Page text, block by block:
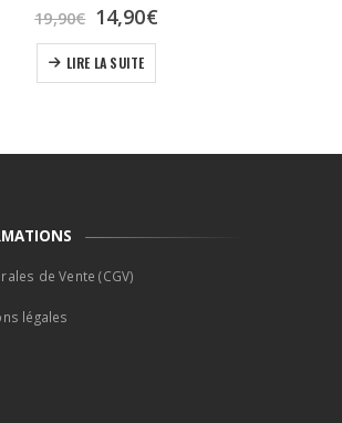
19,90€ Le
prix
initial
était :
14,90€Le
LIRE LA SUITE
de Vente (CGV)
légales